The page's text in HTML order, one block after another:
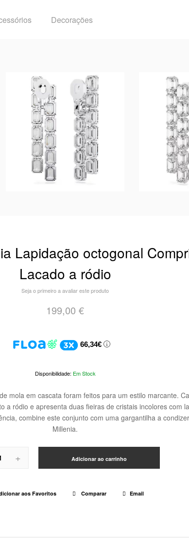
Decorações
Lapidação octogonal
Lacado a ródio
Seja o primeiro a avaliar este produto
199,00 €
66,34€
Em Stock
mola em cascata foram feitos para um estilo marcante.
a ródio e apresenta duas fieiras de cristais incolores com
combine este conjunto com uma gargantilha a
Millenia.
+ Adicionar ao carrinho
aos Favoritos Comparar Email